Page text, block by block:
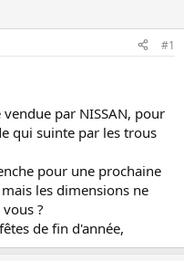
#1
par NISSAN, pour
qui suinte par les trous
pour une prochaine
les dimensions ne
?
de fin d'année,